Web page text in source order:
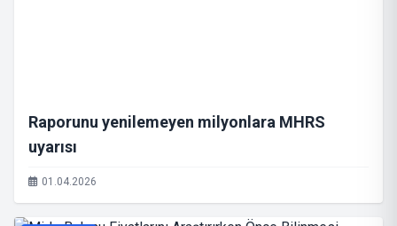
Raporunu yenilemeyen milyonlara MHRS
uyarısı
01.04.2026